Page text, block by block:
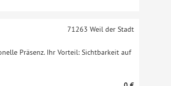
Präsenz. Ihr Vorteil: Sichtbarkeit auf
71263 Weil der Stadt